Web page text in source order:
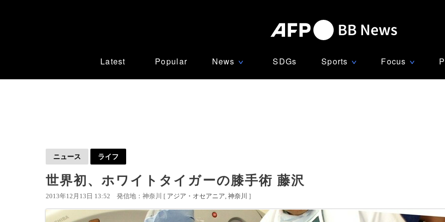
Latest Popular News ∨ SDGs Sports ∨ Focus ∨
ニュース ライフ
世界初、ホワイトタイガーの膝手術 藤沢
2013年12月13日 13:52 発信地：神奈川 [ アジア・オセアニア 神奈川 ]